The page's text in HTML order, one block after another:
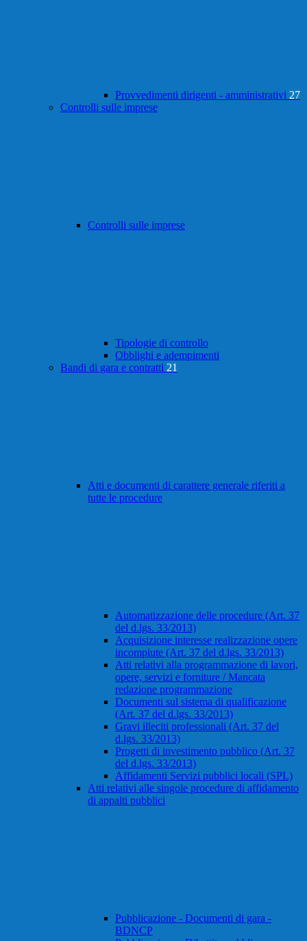
Provvedimenti dirigenti - amministrativi 27
Controlli sulle imprese
Controlli sulle imprese
Tipologie di controllo
Obblighi e adempimenti
Bandi di gara e contratti 21
Atti e documenti di carattere generale riferiti a
tutte le procedure
Automatizzazione delle procedure (Art. 37
del d.lgs. 33/2013)
Acquisizione interesse realizzazione opere
incompiute (Art. 37 del d.lgs. 33/2013)
Atti relativi alla programmazione di lavori,
opere, servizi e forniture / Mancata
redazione programmazione
Documenti sul sistema di qualificazione
(Art. 37 del d.lgs. 33/2013)
Gravi illeciti professionali (Art. 37 del
d.lgs. 33/2013)
Progetti di investimento pubblico (Art. 37
del d.lgs. 33/2013)
Affidamenti Servizi pubblici locali (SPL)
Atti relativi alle singole procedure di affidamento
di appalti pubblici
Pubblicazione - Documenti di gara -
BDNCP